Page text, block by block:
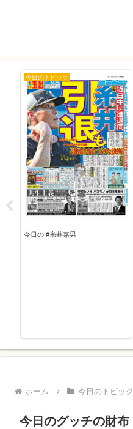
今日のトピック
今日の #糸井嘉男
ホーム 今日のトピック
今日のグッチの財布